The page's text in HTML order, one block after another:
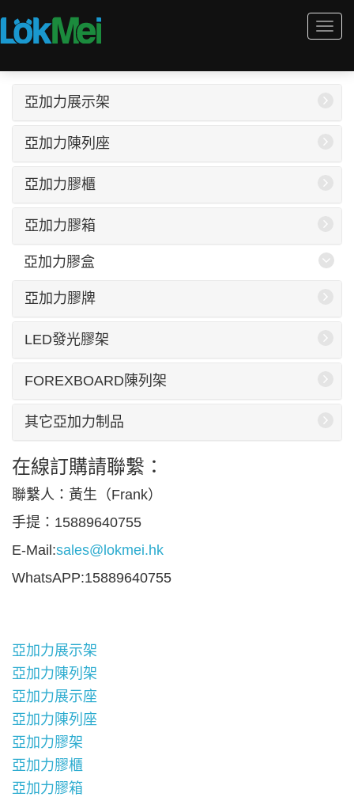
亞加力展示架
亞加力陳列座
亞加力膠櫃
亞加力膠箱
亞加力膠盒
亞加力膠牌
LED發光膠架
FOREXBOARD陳列架
其它亞加力制品
在線訂購請聯繫：
聯繫人：黃生（Frank）
手提：15889640755
E-Mail:sales@lokmei.hk
WhatsAPP:15889640755
亞加力展示架
亞加力陳列架
亞加力展示座
亞加力陳列座
亞加力膠架
亞加力膠櫃
亞加力膠箱